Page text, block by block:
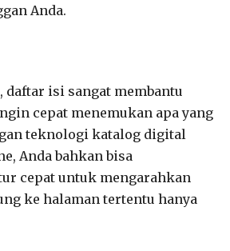
Anda.
daftar isi sangat membantu
cepat menemukan apa yang
teknologi katalog digital
Anda bahkan bisa
cepat untuk mengarahkan
ke halaman tertentu hanya